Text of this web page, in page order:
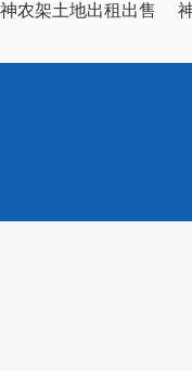
神农架土地出租出售